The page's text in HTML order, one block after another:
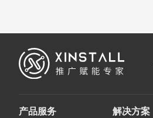
产品服务 解决方案